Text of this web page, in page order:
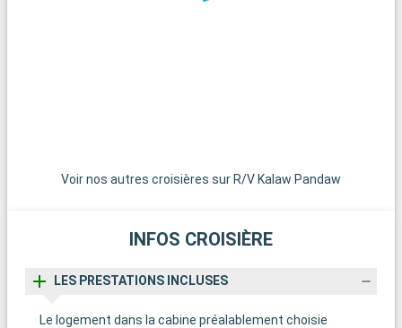
Voir nos autres croisières sur R/V Kalaw Pandaw
INFOS CROISIÈRE
LES PRESTATIONS INCLUSES
Le logement dans la cabine préalablement choisie